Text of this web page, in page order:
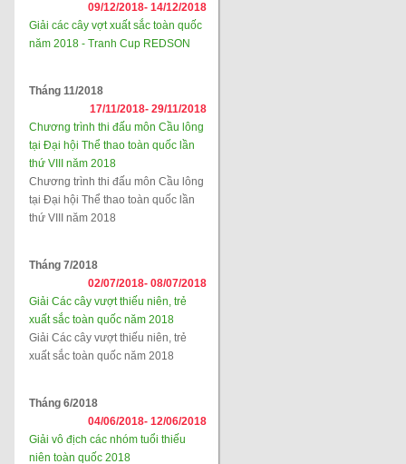
09/12/2018- 14/12/2018
Giải các cây vợt xuất sắc toàn quốc
năm 2018 - Tranh Cup REDSON
Tháng 11/2018
17/11/2018- 29/11/2018
Chương trình thi đấu môn Cầu lông
tại Đại hội Thể thao toàn quốc lần
thứ VIII năm 2018
Chương trình thi đấu môn Cầu lông
tại Đại hội Thể thao toàn quốc lần
thứ VIII năm 2018
Tháng 7/2018
02/07/2018- 08/07/2018
Giải Các cây vượt thiếu niên, trẻ
xuất sắc toàn quốc năm 2018
Giải Các cây vượt thiếu niên, trẻ
xuất sắc toàn quốc năm 2018
Tháng 6/2018
04/06/2018- 12/06/2018
Giải vô địch các nhóm tuổi thiếu
niên toàn quốc 2018